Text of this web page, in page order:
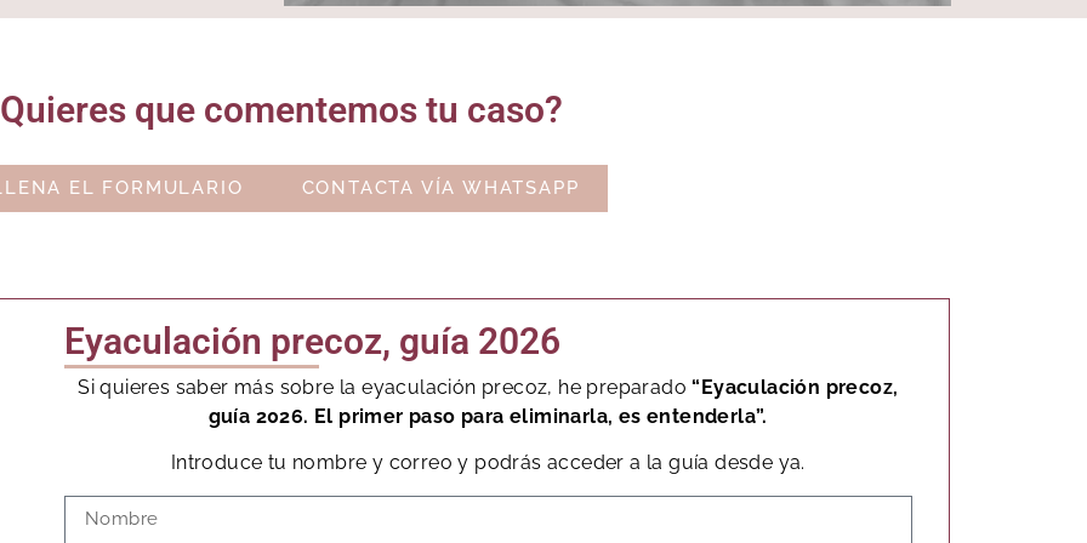
que comentemos tu caso?
EL FORMULARIO CONTACTA VÍA WHATSAPP
Eyaculación precoz, guía 2026
Si quieres saber más sobre la eyaculación precoz, he preparado“Eyaculación precoz,
guía 2026. El primer paso para eliminarla, es entenderla”.
Introduce tu nombre y correo y podrás acceder a la guía desde ya.